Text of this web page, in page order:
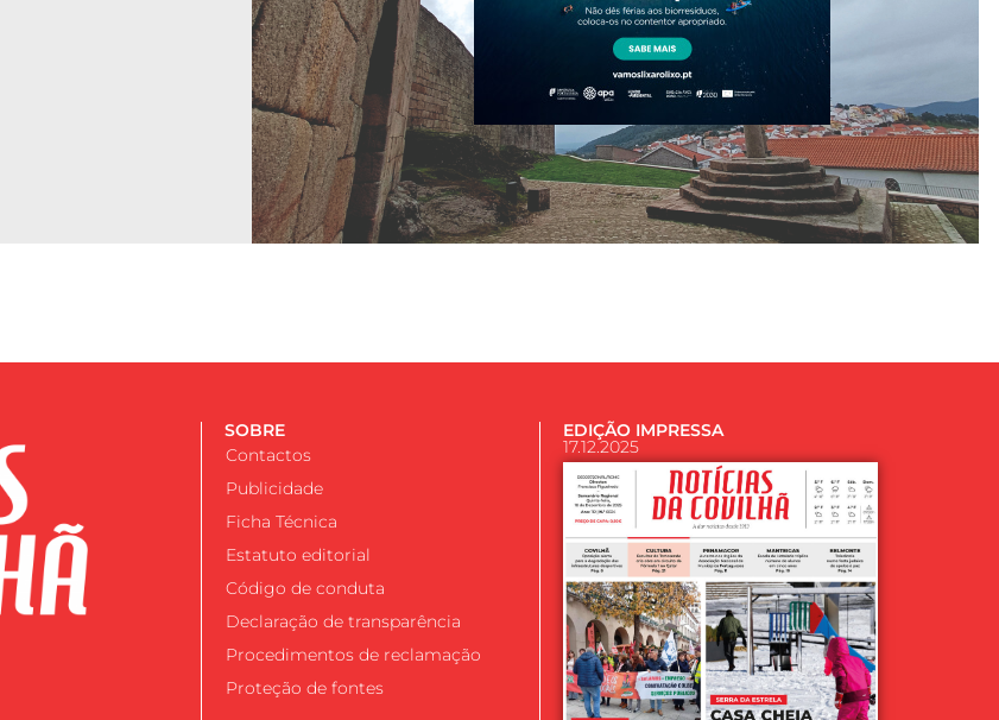
SOBRE
Contactos
Publicidade
Ficha Técnica
Estatuto editorial
Código de conduta
Declaração de transparência
Procedimentos de reclamação
Proteção de fontes
EDIÇÃO IMPRESSA
17.12.2025